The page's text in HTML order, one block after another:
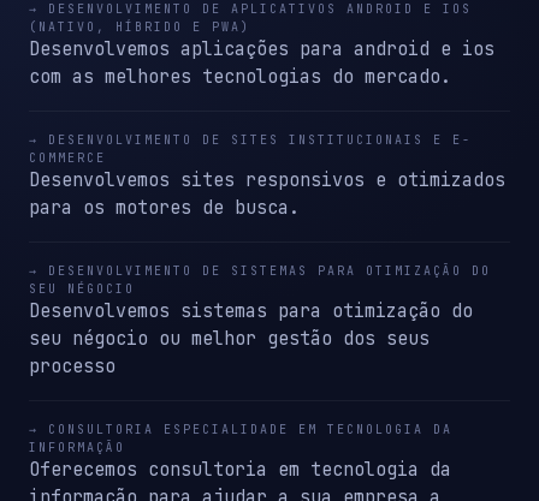
→ DESENVOLVIMENTO DE APLICATIVOS ANDROID E IOS
(NATIVO, HÍBRIDO E PWA)
Desenvolvemos aplicações para android e ios
com as melhores tecnologias do mercado.
→ DESENVOLVIMENTO DE SITES INSTITUCIONAIS E E-
COMMERCE
Desenvolvemos sites responsivos e otimizados
para os motores de busca.
→ DESENVOLVIMENTO DE SISTEMAS PARA OTIMIZAÇÃO DO
SEU NÉGOCIO
Desenvolvemos sistemas para otimização do
seu négocio ou melhor gestão dos seus
processo
→ CONSULTORIA ESPECIALIDADE EM TECNOLOGIA DA
INFORMAÇÃO
Oferecemos consultoria em tecnologia da